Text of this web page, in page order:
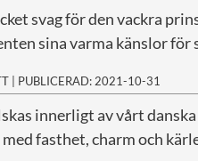
svag för den vackra
sina varma känslor för
| PUBLICERAD: 2021-10-31
innerligt av vårt
fasthet, charm och